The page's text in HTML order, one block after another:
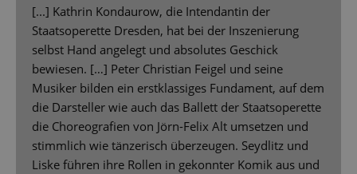
[...] Kathrin Kondaurow, die Intendantin der
Staatsoperette Dresden, hat bei der Inszenierung
selbst Hand angelegt und absolutes Geschick
bewiesen. […] Peter Christian Feigel und seine
Musiker bilden ein erstklassiges Fundament, auf dem
die Darsteller wie auch das Ballett der Staatsoperette
die Choreografien von Jörn-Felix Alt umsetzen und
stimmlich wie tänzerisch überzeugen. Seydlitz und
Liske führen ihre Rollen in gekonnter Komik aus und